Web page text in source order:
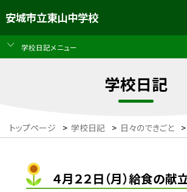
安城市立東山中学校
学校日記メニュー
学校日記
トップページ > 学校日記 > 日々のできごと >
４月２２日（月）給食の献